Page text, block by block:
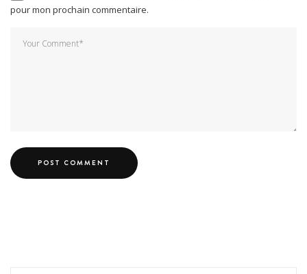
pour mon prochain commentaire.